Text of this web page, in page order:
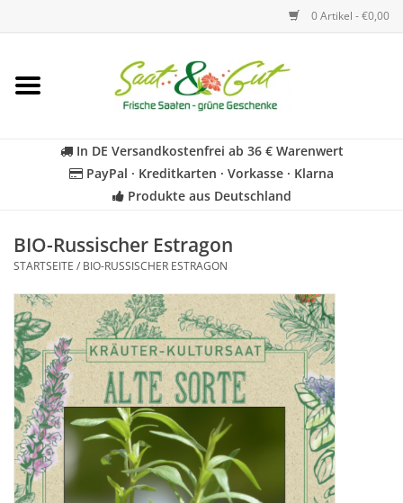
0 Artikel - €0,00
Startseite
Kräuter
Für Kinder
Geschenkideen
Katalog
In DE Versandkostenfrei ab 36 € Warenwert
PayPal · Kreditkarten · Vorkasse · Klarna
Produkte aus Deutschland
BIO-Russischer Estragon
STARTSEITE / BIO-RUSSISCHER ESTRAGON